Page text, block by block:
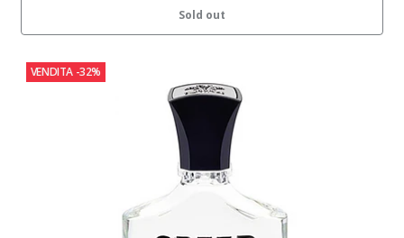
Sold out
VENDITA -32%